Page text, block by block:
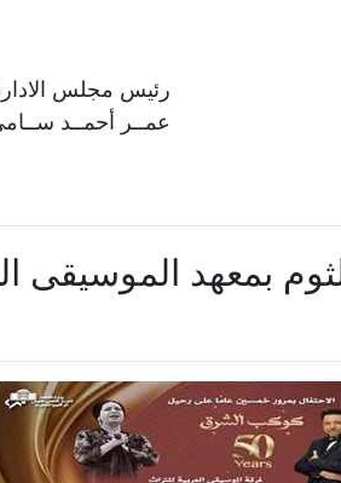
رئيس مجلس
عمــر أحمــد
بمعهد الموسيقى